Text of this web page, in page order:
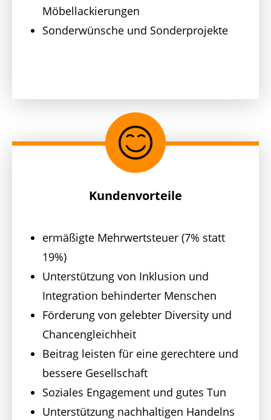
Möbellackierungen
Sonderwünsche und Sonderprojekte
Kundenvorteile
ermäßigte Mehrwertsteuer (7% statt
19%)
Unterstützung von Inklusion und
Integration behinderter Menschen
Förderung von gelebter Diversity und
Chancengleichheit
Beitrag leisten für eine gerechtere und
bessere Gesellschaft
Soziales Engagement und gutes Tun
Unterstützung nachhaltigen Handelns